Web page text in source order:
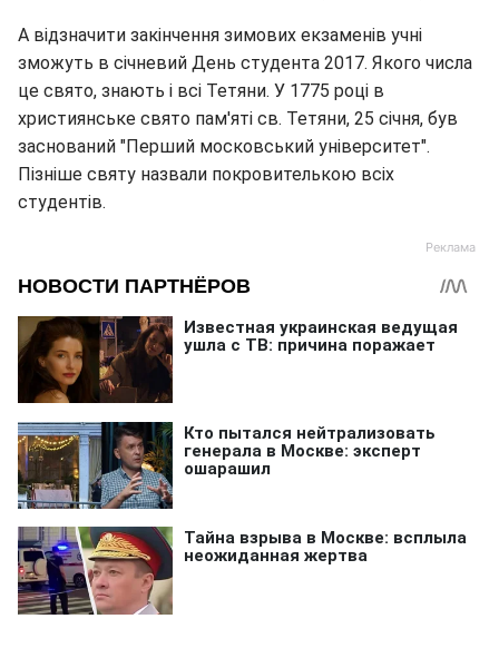
А відзначити закінчення зимових екзаменів учні
зможуть в січневий День студента 2017. Якого числа
це свято, знають і всі Тетяни. У 1775 році в
християнське свято пам'яті св. Тетяни, 25 січня, був
заснований "Перший московський університет".
Пізніше святу назвали покровителькою всіх
студентів.